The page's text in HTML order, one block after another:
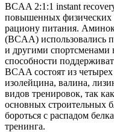
BCAA 2:1:1 instant
повышенных физических
рациону питания.
(BCAA) использовались
и другими спортсменами
способности
BCAA состоят из
изолейцина, валина,
видов тренировок, так
основных строительных
бороться с распадом
тренинга.